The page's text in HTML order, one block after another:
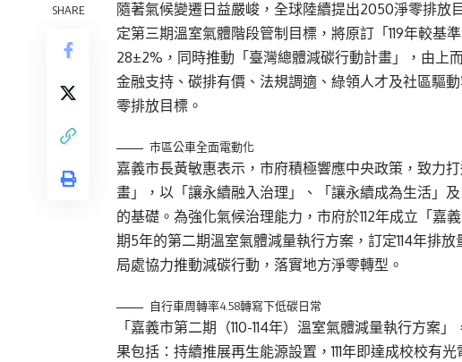
SHARE
隨著氣候變遷日益嚴峻，全球陸續提出2050淨零排放
定第三期溫室氣體階段管制目標，將原訂「119年較基
28±2%，同時推動「臺灣總體減碳行動計畫」，由上
金融支持、碳排有價、法規調適、綠領人才及社區驅
零排放目標。
市區公車全面電動化
嘉義市長黃敏惠表示，市府積極響應中央政策，致力
畫」，以「讓永續融入治理」、「讓永續成為生活」
的基礎。為強化氣候治理能力，市府於112年成立「嘉
期5年的第二期溫室氣體減量執行方案，訂定114年排
局處協力推動減碳行動，落實地方淨零轉型。
自行車周轉率4.58轉寫下低碳日常
「嘉義市第二期（110-114年）溫室氣體減量執行方案
果包括：持續推展再生能源設置，111年即達成校校有